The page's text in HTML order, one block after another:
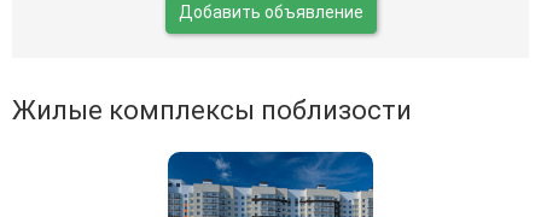
Добавить объявление
Жилые комплексы поблизости